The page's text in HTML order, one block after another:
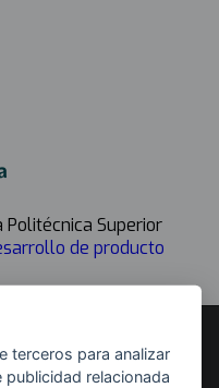
Superior
de producto
terceros para analizar
relacionada